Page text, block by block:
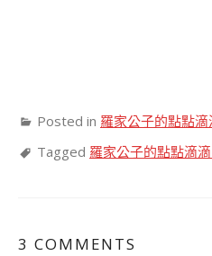
Posted in 羅家公子的點點
Tagged 羅家公子的點點滴
3 COMMENTS